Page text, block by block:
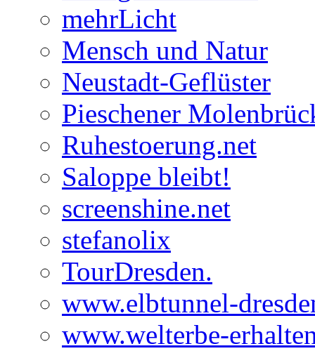
mehrLicht
Mensch und Natur
Neustadt-Geflüster
Pieschener
Ruhestoerung.net
Saloppe bleibt!
screenshine.net
stefanolix
TourDresden.
www.elbtunnel-
www.welterbe-